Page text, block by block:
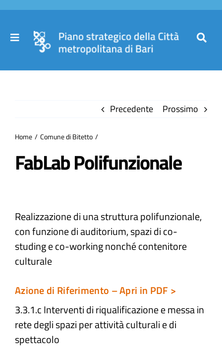
Salta
contenuto
Toggle
Comuni
Atti e Docunenti
Progetti
Precedente Prossimo
Home Comune di Bitetto
FabLab Polifunzionale
Realizzazione di una struttura polifunzionale,
con funzione di auditorium, spazi di co-
studing e co-working nonché contenitore
culturale
Azione di Riferimento – Apri in PDF >
3.3.1.c Interventi di riqualificazione e messa in
rete degli spazi per attività culturali e di
spettacolo